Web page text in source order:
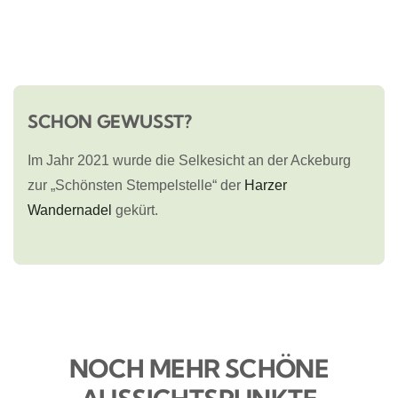
SCHON GEWUSST?
Im Jahr 2021 wurde die Selkesicht an der Ackeburg
zur „Schönsten Stempelstelle“ der Harzer
Wandernadel gekürt.
NOCH MEHR SCHÖNE